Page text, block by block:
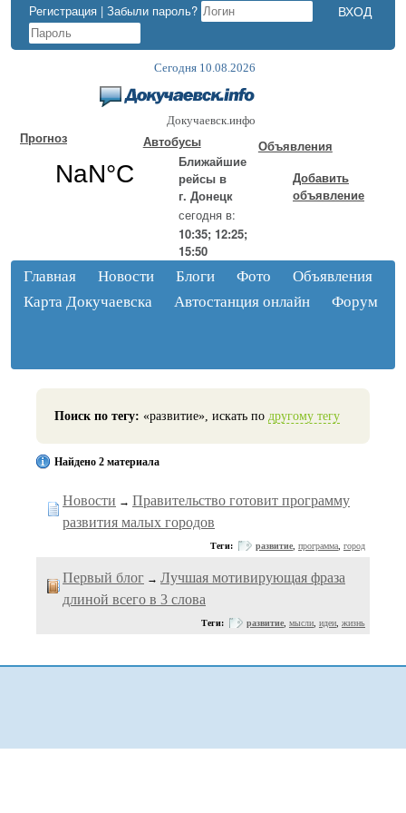
Регистрация | Забыли пароль?
Сегодня 10.08.2026
Докучаевск.инфо
Прогноз
Автобусы
Ближайшие
рейсы в
г. Донецк
сегодня в:
10:35; 12:25;
15:50
Объявления
Добавить
объявление
Главная Новости Блоги Фото
Объявления
Карта Докучаевска
Автостанция онлайн Форум
Поиск по тегу: «развитие», искать по другому тегу
Найдено 2 материала
Новости → Правительство готовит программу
развития малых городов
Теги: развитие программа город
Первый блог → Лучшая мотивирующая фраза
длиной всего в 3 слова
Теги: развитие мысли идеи жизнь